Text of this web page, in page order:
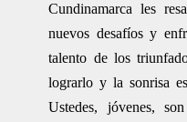
Cundinamarca les
nuevos desafíos y
talento de los
lograrlo y la sonrisa
Ustedes, jóvenes,